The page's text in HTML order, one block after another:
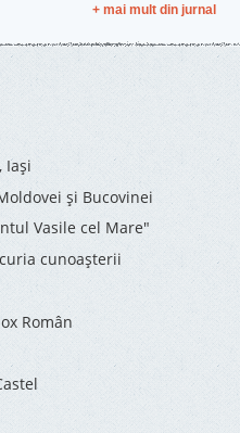
+ mai mult din jurnal
Iaşi
și Bucovinei
Vasile cel Mare"
cunoaşterii
Român